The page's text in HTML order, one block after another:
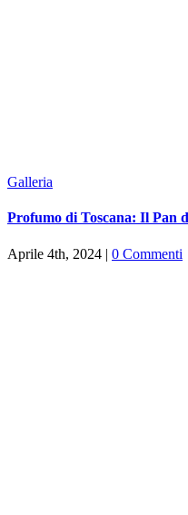
Galleria
Profumo di Toscana: Il Pan
Aprile 4th, 2024 | 0 Commenti